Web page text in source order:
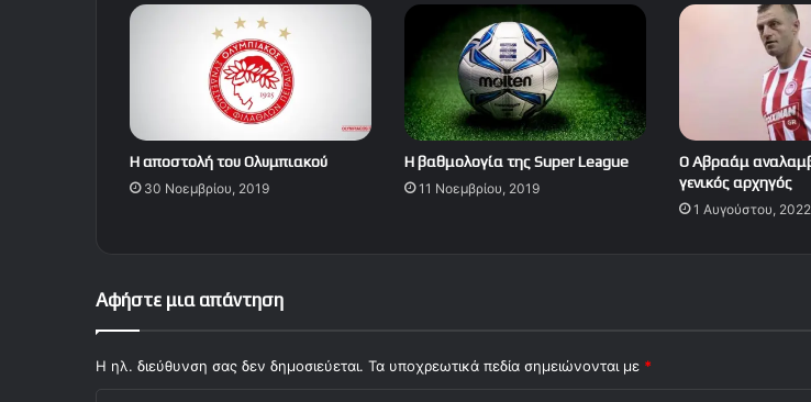
Η αποστολή του Ολυμπιακού
30 Νοεμβρίου, 2019
Η βαθμολογία της Super League
11 Νοεμβρίου, 2019
Ο Αβραάμ
γενικός αρχηγός
1 Αυγούστου, 2022
Αφήστε μια απάντηση
Η ηλ. διεύθυνση σας δεν δημοσιεύεται. Τα υποχρεωτικά πεδία σημειώνονται με *